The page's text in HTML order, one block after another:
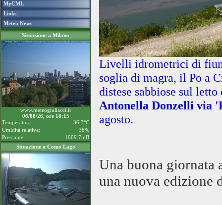
MyCML
Links
Meteo News
Situazione a Milano
www.meteogiuliacci.it
06/08/26, ore 18:15
Temperatura:
36.3°C
Umidità relativa:
38%
Pressione:
1009.7mB
Situazione a Como Lago
Livelli idrometrici di
soglia di magra, il Po a
distese sabbiose sul
Antonella Donzelli via
agosto.
Una buona giornata
una nuova edizione